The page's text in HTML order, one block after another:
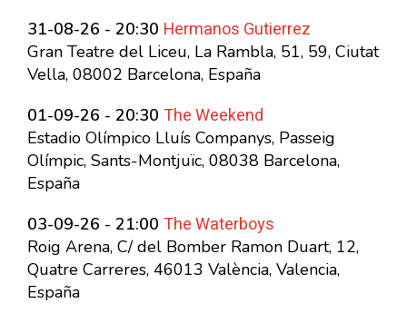
31-08-26 - 20:30 Hermanos Gutierrez
Gran Teatre del Liceu, La Rambla, 51, 59, Ciutat
Vella, 08002 Barcelona, España
01-09-26 - 20:30 The Weekend
Estadio Olímpico Lluís Companys, Passeig
Olímpic, Sants-Montjuïc, 08038 Barcelona,
España
03-09-26 - 21:00 The Waterboys
Roig Arena, C/ del Bomber Ramon Duart, 12,
Quatre Carreres, 46013 València, Valencia,
España